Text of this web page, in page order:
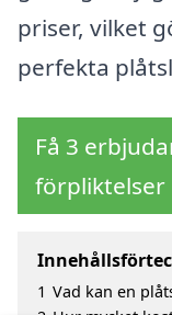
priser, vilket
perfekta
Få 3
förpliktelser
1 Vad kan en